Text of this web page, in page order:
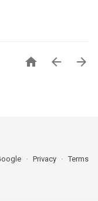
  
Privacy Terms